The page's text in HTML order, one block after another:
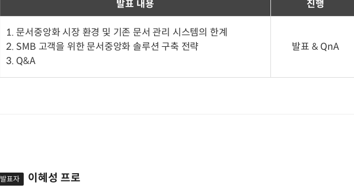
발표 내용 진행
1. 문서중앙화 시장 환경 및 기존 문서 관리 시스템의 한계
2. SMB 고객을 위한 문서중앙화 솔루션 구축 전략
3. Q&A
발표 & QnA
발표자 이혜성 프로